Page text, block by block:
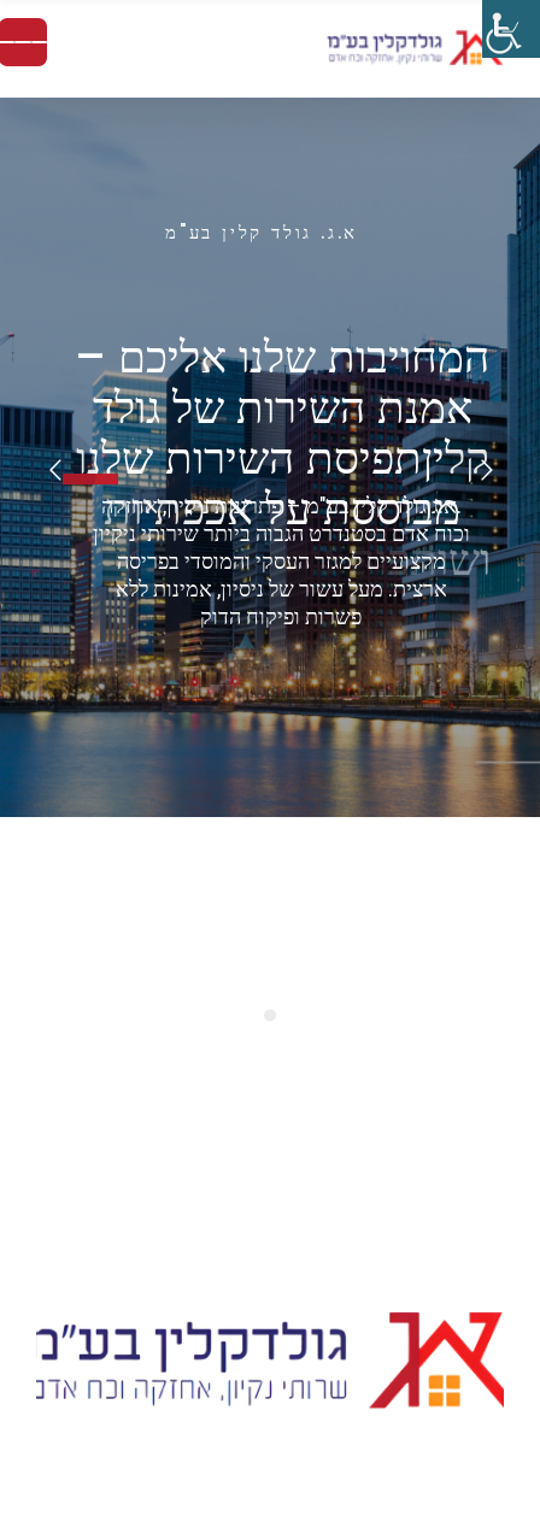
המחויבותשלנואליכם–
אמנת השירותשלגולד
קליןתפיסת השירותשלנו
מבוססתעלאכפתיות
ושותפותגורלעםהלקוח.
א.ג. גולד קלין בע"מ
.א.ג גולד קלין בע"מ – פתרונות ניקיון, אחזקה
וכוח אדם בסטנדרט הגבוה ביותר שירותי ניקיון
מקצועיים למגזר העסקי והמוסדי בפריסה
ארצית. מעל עשור של ניסיון, אמינות ללא
פשרות ופיקוח הדוק
זמינות מרבית:אנו מתחייבים למענה מהיר לכל תקלה או
בקשה מיוחדת דרך מנהלי האזור
איכות ללא פשרות:
שימוש בחומרי ניקוי תקניים ובמיכון